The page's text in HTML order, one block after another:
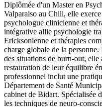
Diplômée d'un Master en
Valparaiso au Chili, elle
psychologue clinicienne et
intégrative allie psychologie
Ericksonienne et thérapies
charge globale de la
des situations de burn-out, elle
restauration de leur équilibre
professionnel inclut une
Département de Santé
cabinet de Bidart. Spécialisée
les techniques de neuro-